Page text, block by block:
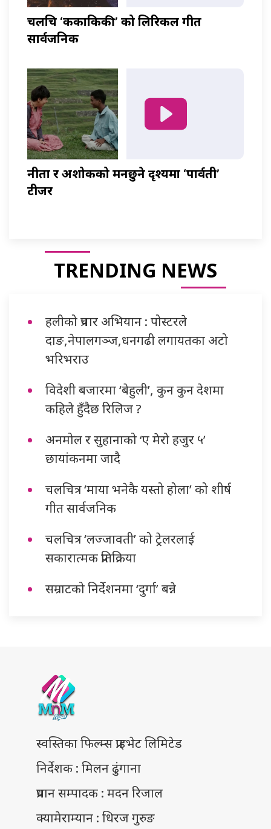
चलचित्र ‘ककाकिकी’ को लिरिकल गीत
सार्वजनिक
नीता र अशोकको मनछुने दृश्यमा ‘पार्वती’
टीजर
TRENDING NEWS
हलीको प्रचार अभियान : पोस्टरले
दाङ,नेपालगञ्ज,धनगढी लगायतका अटो
भरिभराउ
विदेशी बजारमा ‘बेहुली’, कुन कुन देशमा
कहिले हुँदैछ रिलिज ?
अनमोल र सुहानाको ‘ए मेरो हजुर ५’
छायांकनमा जादै
चलचित्र ‘माया भनेकै यस्तो होला’ को शीर्ष
गीत सार्वजनिक
चलचित्र ‘लज्जावती’ को ट्रेलरलाई
सकारात्मक प्रतिक्रिया
सम्राटको निर्देशनमा ‘दुर्गा’ बन्ने
स्वस्तिका फिल्म्स प्राइभेट लिमिटेड
निर्देशक : मिलन ढुंगाना
प्रधान सम्पादक : मदन रिजाल
क्यामेराम्यान : धिरज गुरुङ